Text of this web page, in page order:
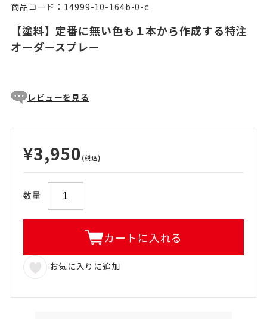
商品コード：14999-10-164b-0-c
【塗料】定番に無い色も１本から作成する特注
オーダースプレー
レビューを見る
¥3,950 (税込)
数量
カートに入れる
お気に入りに追加